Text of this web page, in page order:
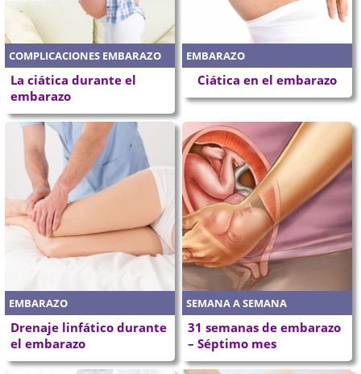
COMPLICACIONES EMBARAZO
La ciática durante el
embarazo
EMBARAZO
Ciática en el embarazo
EMBARAZO
Drenaje linfático durante
el embarazo
SEMANA A SEMANA
31 semanas de embarazo
– Séptimo mes